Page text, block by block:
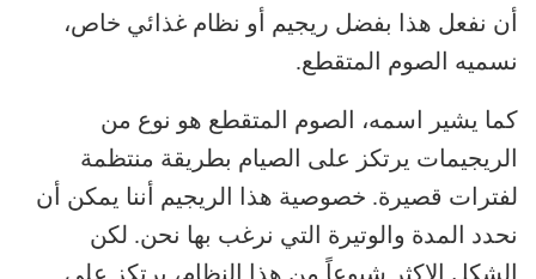
أن نفعل هذا بفضل ريجيم أو نظام غذائي خاص،
نسميه الصوم المتقطع.
كما يشير اسمه، الصوم المتقطع هو نوع من
الريجيمات يرتكز على الصيام بطريقة منتظمة
لفترات قصيرة. خصوصية هذا الريجيم أننا يمكن أن
نحدد المدة والوتيرة التي نرغب بها نحن. لكن
الشكل الاكثر شيوعاً من هذا النظام، يرتكز على